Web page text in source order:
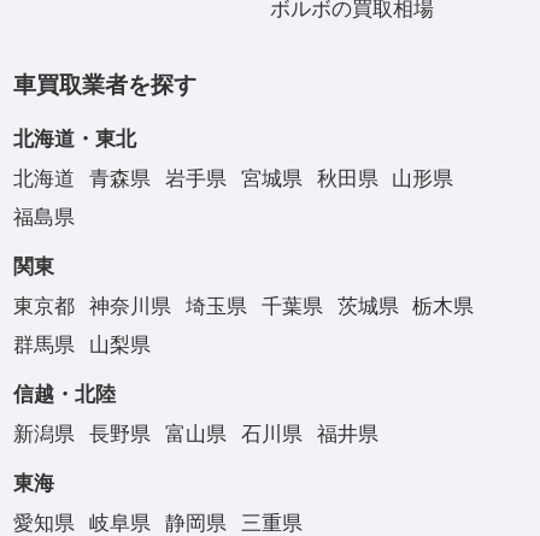
ボルボの買取相場
車買取業者を探す
北海道・東北
北海道
青森県 岩手県 宮城県 秋田県
山形県
福島県
関東
東京都
神奈川県 埼玉県 千葉県 茨城県
栃木県
群馬県
山梨県
信越・北陸
新潟県
長野県 富山県 石川県 福井県
東海
愛知県
岐阜県 静岡県 三重県